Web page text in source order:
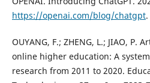
https://openai.com/blog/chatgpt.
OUYANG, F.; ZHENG, L.; JIAO, P.
online higher education: A
research from 2011 to 2020.